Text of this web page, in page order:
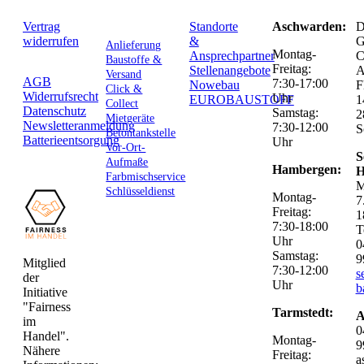
Vertrag
widerrufen
AGB
Widerrufsrecht
Datenschutz
Newsletteranmeldung
Batterieentsorgung
Mitglied
der
Initiative
"Fairness
im
Handel".
Nähere
Anlieferung
Baustoffe &
Versand
Click &
Collect
Mietgeräte
Betontankstelle
Vor-Ort-
Aufmaße
Farbmischservice
Schlüsseldienst
Standorte
&
Ansprechpartner
Stellenangebote
Nowebau
EUROBAUSTOFF
Aschwarden:
Montag-
Freitag:
7:30-17:00
Uhr
Samstag:
7:30-12:00
Uhr
Hambergen:
Montag-
Freitag:
7:30-18:00
Uhr
Samstag:
7:30-12:00
Uhr
Tarmstedt:
Montag-
Freitag: